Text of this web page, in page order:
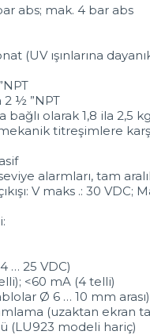
abs; mak. 4 bar abs
(UV ışınlarına
2 ½ ”NPT
bağlı olarak 1,8 ila 2,5 kg
titreşimlere
alarmları, tam
V maks .: 30 VDC;
… 25 VDC)
<60 mA (4 telli)
Ø 6 … 10 mm arası)
(uzaktan ekran
(LU923 modeli hariç)